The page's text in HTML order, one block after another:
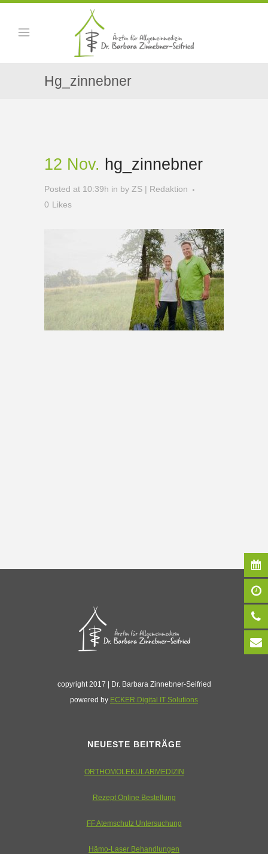
Hg_zinnebner
12 Nov. hg_zinnebner
Posted at 10:39h in by ZS | Redaktion
0 Likes
copyright 2017 | Dr. Barbara Zinnebner-Seifried
powered by ECKER.Digital IT Solutions
NEUESTE BEITRÄGE
ORTHOMOLEKULARMEDIZIN
Rezept Online Bestellung
FF Atemschutz Untersuchung
Hämo-Laser Behandlungen